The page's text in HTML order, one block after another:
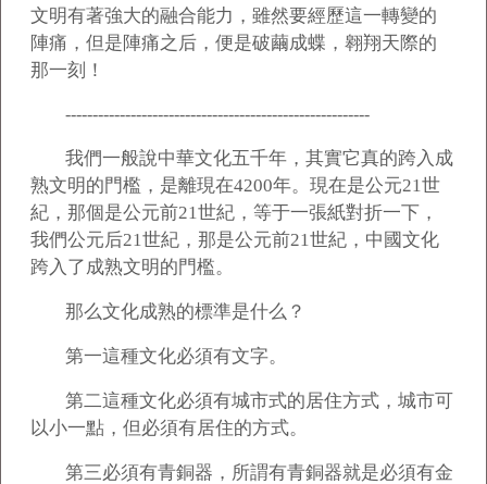
文明有著強大的融合能力，雖然要經歷這一轉變的
陣痛，但是陣痛之后，便是破繭成蝶，翱翔天際的
那一刻！
--------------------------------------------------------
我們一般說中華文化五千年，其實它真的跨入成
熟文明的門檻，是離現在4200年。現在是公元21世
紀，那個是公元前21世紀，等于一張紙對折一下，
我們公元后21世紀，那是公元前21世紀，中國文化
跨入了成熟文明的門檻。
那么文化成熟的標準是什么？
第一這種文化必須有文字。
第二這種文化必須有城市式的居住方式，城市可
以小一點，但必須有居住的方式。
第三必須有青銅器，所謂有青銅器就是必須有金